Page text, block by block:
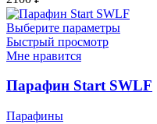
Выберите параметры
Быстрый просмотр
Мне нравится
Парафин Start SWLF
Парафины